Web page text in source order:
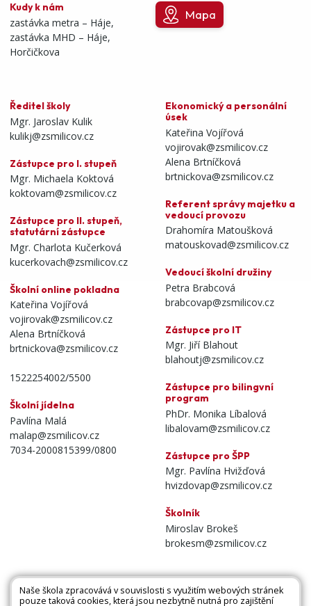
Kudy k nám
zastávka metra – Háje,
zastávka MHD – Háje,
Horčičkova
Mapa
Ředitel školy
Mgr. Jaroslav Kulik
kulikj@zsmilicov.cz
Zástupce pro I. stupeň
Mgr. Michaela Koktová
koktovam@zsmilicov.cz
Zástupce pro II. stupeň,
statutární zástupce
Mgr. Charlota Kučerková
kucerkovach@zsmilicov.cz
Školní online pokladna
Kateřina Vojířová
vojirovak@zsmilicov.cz
Alena Brtníčková
brtnickova@zsmilicov.cz
1522254002/5500
Školní jídelna
Pavlína Malá
malap@zsmilicov.cz
7034-2000815399/0800
Ekonomický a personální
úsek
Kateřina Vojířová
vojirovak@zsmilicov.cz
Alena Brtníčková
brtnickova@zsmilicov.cz
Referent správy majetku a
vedoucí provozu
Drahomíra Matoušková
matouskovad@zsmilicov.cz
Vedoucí školní družiny
Petra Brabcová
brabcovap@zsmilicov.cz
Zástupce pro IT
Mgr. Jiří Blahout
blahoutj@zsmilicov.cz
Zástupce pro bilingvní
program
PhDr. Monika Líbalová
libalovam@zsmilicov.cz
Zástupce pro ŠPP
Mgr. Pavlína Hvižďová
hvizdovap@zsmilicov.cz
Školník
Miroslav Brokeš
brokesm@zsmilicov.cz
Naše škola zpracovává v souvislosti s využitím webových stránek
pouze taková cookies, která jsou nezbytně nutná pro zajištění